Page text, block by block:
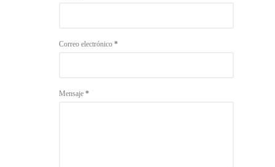
Correo electrónico *
Mensaje *